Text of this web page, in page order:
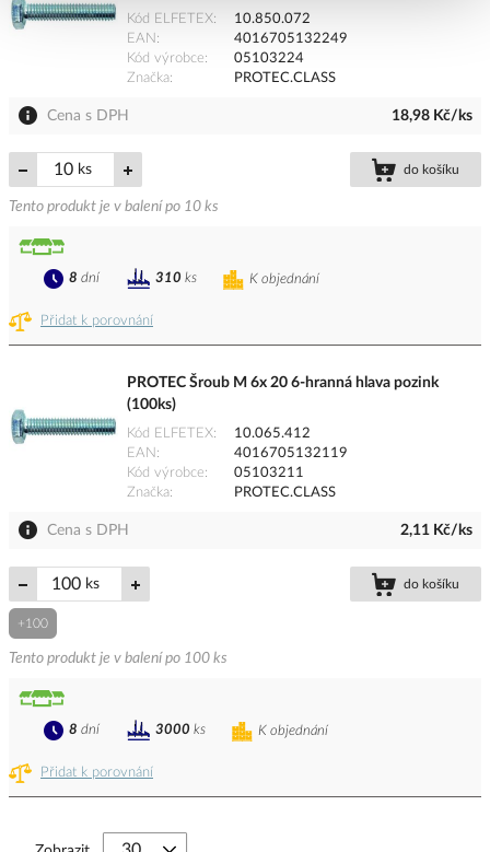
Kód ELFETEX
10.850.072
EAN
4016705132249
Kód výrobce
05103224
Značka
PROTEC.CLASS
Cena s DPH 18,98 Kč/ks
ks do košíku
Tento produkt je v balení po 10 ks
Přidat k porovnání
K objednání
8 dní 310 ks
PROTEC Šroub M 6x 20 6-hranná hlava pozink
(100ks)
Kód ELFETEX
10.065.412
EAN
4016705132119
Kód výrobce
05103211
Značka
PROTEC.CLASS
Cena s DPH 2,11 Kč/ks
ks do košíku
+100
Tento produkt je v balení po 100 ks
Přidat k porovnání
K objednání
8 dní 3000 ks